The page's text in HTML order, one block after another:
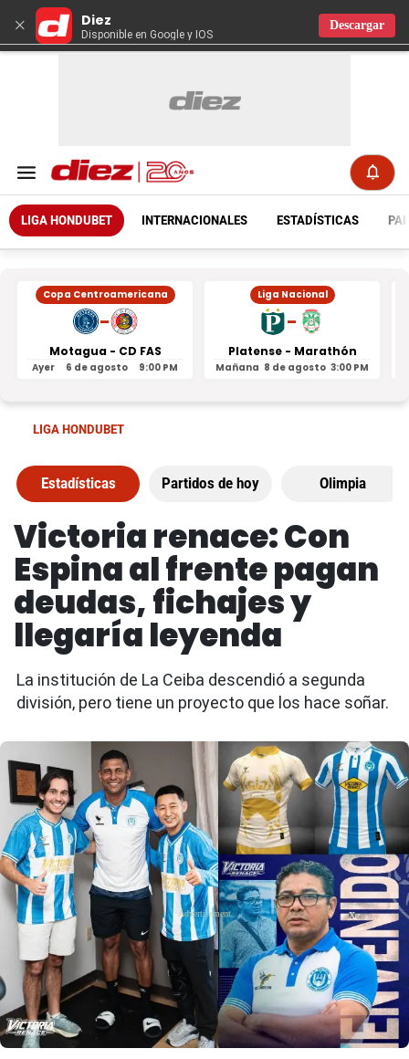
× Diez
Disponible en Google y IOS
Descargar
LIGA HONDUBET INTERNACIONALES ESTADÍSTICAS
Copa Centroamericana
-
Motagua - CD FAS
Ayer 6 de agosto 9:00 PM
Liga Nacional
-
Platense - Marathón
Mañana 8 de agosto 3:00 PM
LIGA HONDUBET
Estadísticas Partidos de hoy Olimpia
Victoria renace: Con
Espina al frente pagan
deudas, fichajes y
llegaría leyenda
La institución de La Ceiba descendió a segunda
división, pero tiene un proyecto que los hace soñar.
X